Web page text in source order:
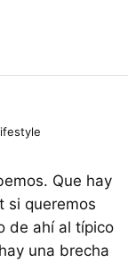
Que hay
si queremos
de ahí al típico
una brecha